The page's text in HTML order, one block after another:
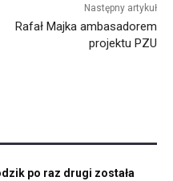
Następny artykuł
Rafał Majka ambasadorem
projektu PZU
po raz drugi została